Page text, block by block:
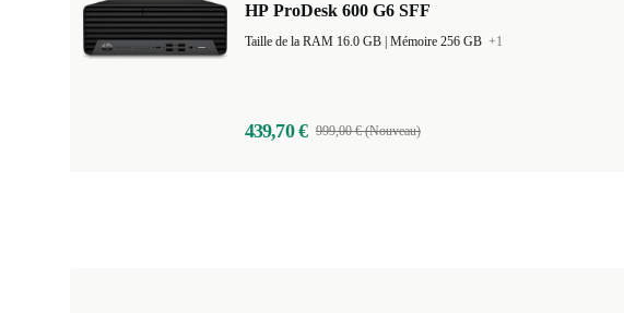
HP ProDesk 600 G6 SFF
Mémoire 256 GB +1
439,70 € 999,00 € (Nouveau)